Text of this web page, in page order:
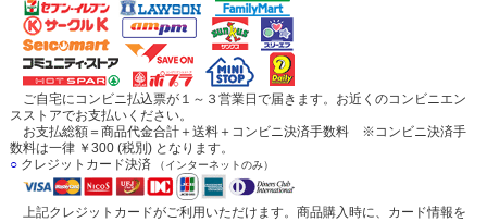
ご自宅にコンビニ払込票が１～３営業日で届きます。お近くのコンビニエン
スストアでお支払いください。
お支払総額＝商品代金合計＋送料＋コンビニ決済手数料 ※コンビニ決済手
数料は一律 ￥300 (税別) となります。
○クレジットカード決済 （インターネットのみ）
上記クレジットカードがご利用いただけます。商品購入時に、カード情報を